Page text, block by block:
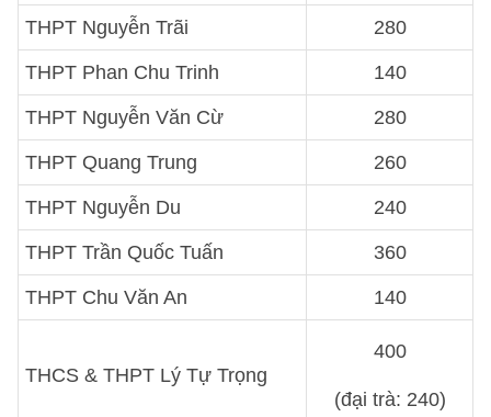
THPT Nguyễn Trãi 280
THPT Phan Chu Trinh 140
THPT Nguyễn Văn Cừ 280
THPT Quang Trung 260
THPT Nguyễn Du 240
THPT Trần Quốc Tuấn 360
THPT Chu Văn An 140
THCS & THPT Lý Tự Trọng
400
(đại trà: 240)